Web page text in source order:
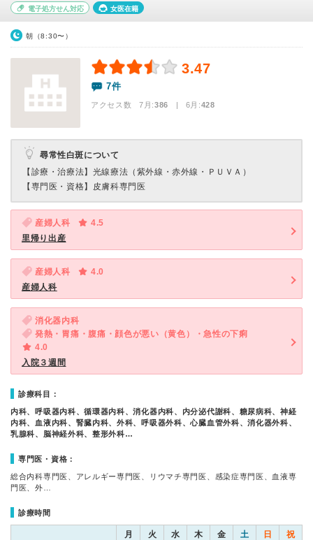
電子処方せん対応 女医在籍
朝（8:30〜）
3.47
7件
アクセス数 7月:386 | 6月:428
尋常性白斑について
【診療・治療法】 光線療法（紫外線・赤外線・ＰＵＶＡ）
【専門医・資格】 皮膚科専門医
産婦人科
4.5
里帰り出産
産婦人科
4.0
産婦人科
消化器内科
発熱・胃痛・腹痛・顔色が悪い（黄色）・急性の下痢
4.0
入院３週間
診療科目：
内科、呼吸器内科、循環器内科、消化器内科、内分泌代謝科、糖尿病科、神経
内科、血液内科、腎臓内科、外科、呼吸器外科、心臓血管外科、消化器外科、
乳腺科、脳神経外科、整形外科…
専門医・資格：
総合内科専門医、アレルギー専門医、リウマチ専門医、感染症専門医、血液専
門医、外…
診療時間
月 火 水 木 金 土 日 祝